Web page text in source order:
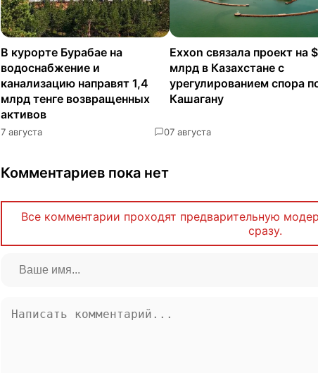
В курорте Бурабае на
водоснабжение и
канализацию направят 1,4
млрд тенге возвращенных
активов
7 августа 0
Exxon связала проект на
млрд в Казахстане с
урегулированием спора
Кашагану
7 августа
Комментариев пока нет
Все комментарии проходят предварительную
сразу.